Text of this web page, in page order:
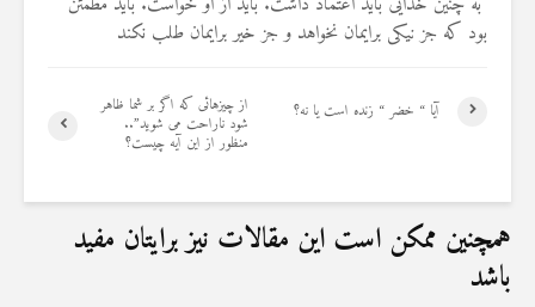
بود که جز نیکی برایمان نخواهد و جز خیر برایمان طلب نکند
از چیزهائی که اگر بر شما ظاهر
شود ناراحت می شوید”..
منظور از این آیه چیست؟
آیا “ خضر “ زنده است یا نه؟
همچنین ممکن است این مقالات نیز برایتان مفید
باشد